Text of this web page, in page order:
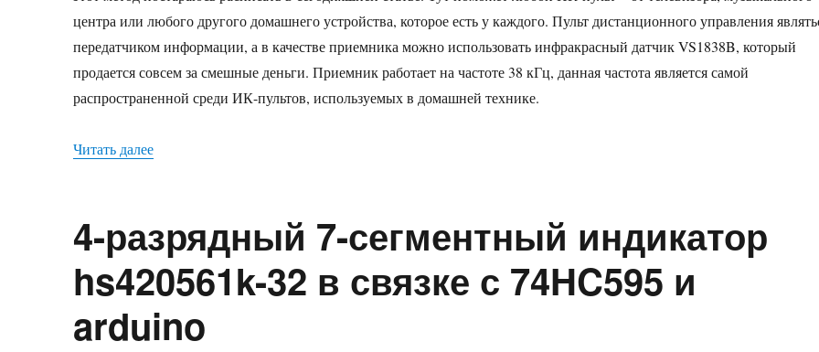
центра или любого другого домашнего устройства, которое есть у каждого. Пульт дистанционного управления
передатчиком информации, а в качестве приемника можно использовать инфракрасный датчик VS1838B, который
продается совсем за смешные деньги. Приемник работает на частоте 38 кГц, данная частота является самой
распространенной среди ИК-пультов, используемых в домашней технике.
Читать далее
4-разрядный 7-сегментный индикатор
hs420561k-32 в связке с 74HC595 и
arduino